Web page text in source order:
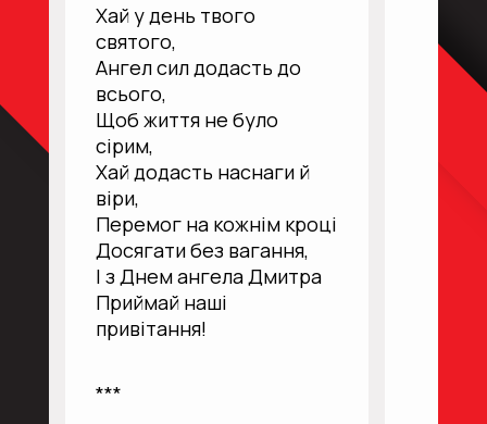
Хай у день твого
святого,
Ангел сил додасть до
всього,
Щоб життя не було
сірим,
Хай додасть наснаги й
віри,
Перемог на кожнім кроці
Досягати без вагання,
І з Днем ангела Дмитра
Приймай наші
привітання!
***